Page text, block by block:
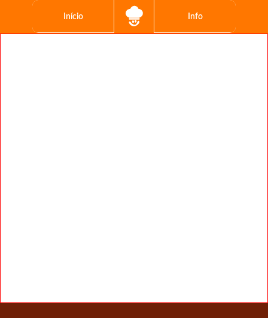
Início Info